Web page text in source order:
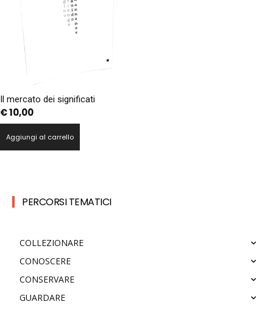
Il mercato dei significati
€10,00
Aggiungi al carrello
PERCORSI TEMATICI
COLLEZIONARE
CONOSCERE
CONSERVARE
GUARDARE